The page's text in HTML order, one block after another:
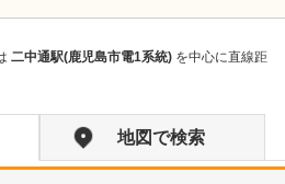
二中通駅(鹿児島市電1系統) を中心に直線距
地図で検索